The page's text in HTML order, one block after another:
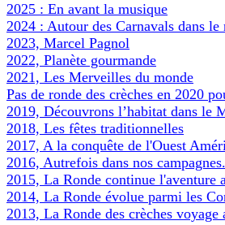
2025 : En avant la musique
2024 : Autour des Carnavals dans le
2023, Marcel Pagnol
2022, Planète gourmande
2021, Les Merveilles du monde
Pas de ronde des crèches en 2020
2019, Découvrons l’habitat dans le
2018, Les fêtes traditionnelles
2017, A la conquête de l'Ouest
2016, Autrefois dans nos campagnes.
2015, La Ronde continue l'aventure
2014, La Ronde évolue parmi les
2013, La Ronde des crèches voyage